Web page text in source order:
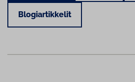
Blogiartikkelit